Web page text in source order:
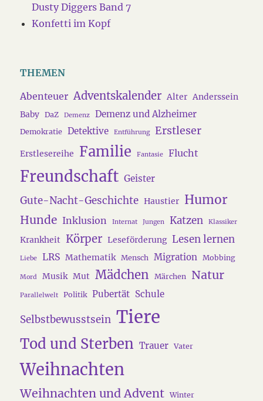
Dusty Diggers Band 7
Konfetti im Kopf
THEMEN
Abenteuer Adventskalender Alter Anderssein
Baby
DaZ Demenz Demenz und Alzheimer
Demokratie Detektive Entführung Erstleser
Erstlesereihe Familie Fantasie Flucht
Freundschaft Geister
Gute-Nacht-Geschichte Haustier Humor
Hunde Inklusion Internat Jungen Katzen Klassiker
Krankheit Körper Leseförderung Lesen lernen
Liebe LRS Mathematik Mensch Migration Mobbing
Mord Musik Mut Mädchen Märchen Natur
Parallelwelt Politik Pubertät Schule
Selbstbewusstsein Tiere
Tod und Sterben Trauer Vater
Weihnachten
Weihnachten und Advent Winter